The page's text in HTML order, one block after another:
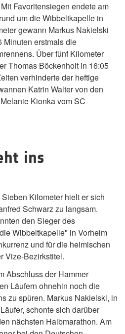
Favoritensiegen endete am
um die Wibbeltkapelle in
gewann Markus Nakielski
Minuten erstmals die
Über fünf Kilometer
Thomas Böckenholt in 16:05
verhinderte der heftige
Katrin Walter von den
Kionka vom SC
ins
Kilometer hielt er sich
Schwarz zu langsam.
den Sieger des
Wibbeltkapelle" in Vorhelm
und für die heimischen
Vize-Bezirkstitel.
Abschluss der Hammer
Läufern ohnehin noch die
zu spüren. Markus Nakielski, in
schonte sich darüber
nächsten Halbmarathon. Am